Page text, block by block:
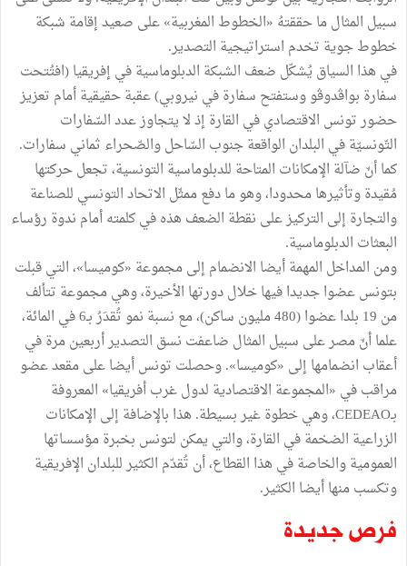
سبيل المثال ما حققتهُ «الخطوط المغربية» على صعيد إقامة شبكة
خطوط جوية تخدم استراتيجية التصدير.
في هذا السياق يُشكّل ضعف الشبكة الدبلوماسية في إفريقيا (افتُتحت
سفارة بواڤدوڤو وستفتح سفارة في نيروبي) عقبة حقيقية أمام تعزيز
حضور تونس الاقتصادي في القارة إذ لا يتجاوز عدد السّفارات
التّونسيّة في البلدان الواقعة جنوب السّاحل والصّحراء ثماني سفارات.
كما أنّ ضآلة الإمكانات المتاحة للدبلوماسية التونسية، تجعل حركتها
مُقيدة وتأثيرها محدودا، وهو ما دفع ممثّل الاتحاد التونسي للصناعة
والتجارة إلى التركيز على نقطة الضعف هذه في كلمته أمام ندوة رؤساء
البعثات الدبلوماسية.
ومن المداخل المهمة أيضا الانضمام إلى مجموعة «كوميسا»، التي قبلت
بتونس عضوا جديدا فيها خلال دورتها الأخيرة، وهي مجموعة تتألف
من 19 بلدا عضوا (480 مليون ساكن)، مع نسبة نمو تُقدَرُ بـ6 في المائة،
علما أنّ مصر على سبيل المثال ضاعفت نسق التصدير أربعين مرة في
أعقاب انضمامها إلى «كوميسا». وحصلت تونس أيضا على مقعد عضو
مراقب في «المجموعة الاقتصادية لدول غرب أفريقيا» المعروفة
بـCEDEAO، وهي خطوة غير بسيطة. هذا بالإضافة إلى الإمكانات
الزراعية الضخمة في القارة، والتي يمكن لتونس بخبرة مؤسساتها
العمومية والخاصة في هذا القطاع، أن تُقدّم الكثير للبلدان الإفريقية
وتكسب منها أيضا الكثير.
فرص جديدة